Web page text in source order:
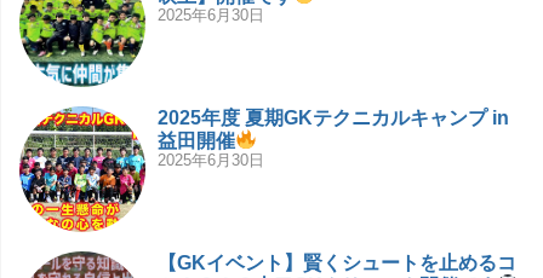
2025年6月30日
2025年度 夏期GKテクニカルキャンプ in
益田開催
2025年6月30日
【GKイベント】賢くシュートを止めるコ